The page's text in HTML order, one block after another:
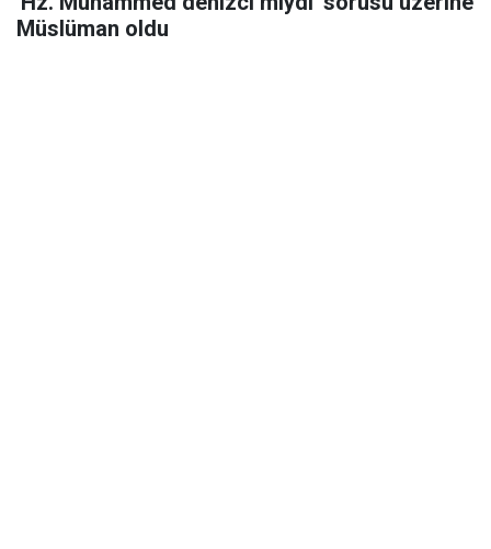
Müslüman oldu